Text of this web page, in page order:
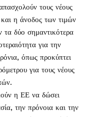
τους νέους
η άνοδος των τιμών
τα δύο σημαντικότερα
για την
όπως προκύπτει
για τους νέους
η ΕΕ να δώσει
την πρόνοια και την